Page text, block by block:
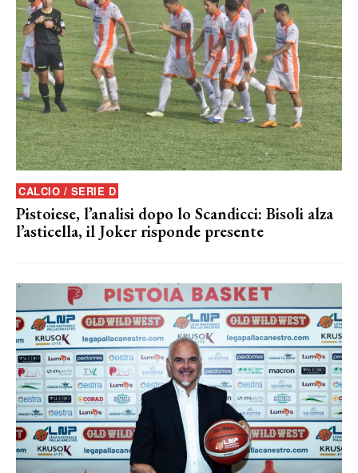
CALCIO / SERIE D
Pistoiese, l’analisi dopo lo Scandicci: Bisoli alza
l’asticella, il Joker risponde presente